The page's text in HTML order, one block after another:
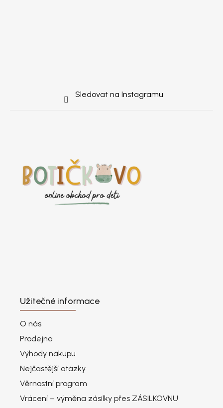
Sledovat na Instagramu
Užitečné informace
O nás
Prodejna
Výhody nákupu
Nejčastější otázky
Věrnostní program
Vrácení – výměna zásilky přes ZÁSILKOVNU